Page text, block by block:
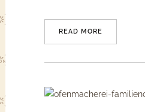
READ MORE